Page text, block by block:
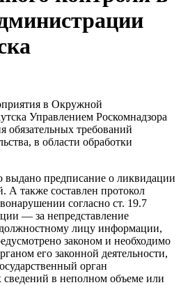
в Окружной
Управлением Роскомнадзора
требований
в области обработки
выдано предписание о ликвидации
также составлен протокол
согласно ст. 19.7
— за непредставление
лицу информации,
законом и необходимо
его законной деятельности,
орган
в неполном объеме или